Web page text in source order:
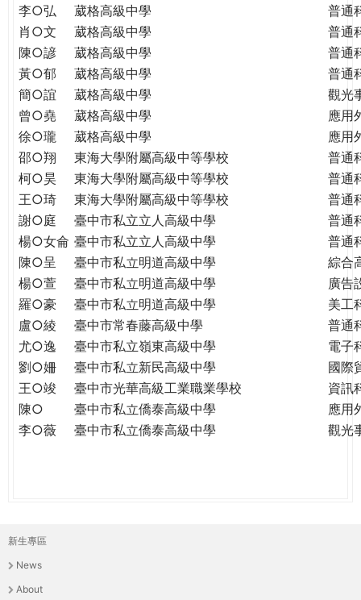
PATH
GLOBAL
CITIZENSHIP
李○弘
葳格高級中學
普通
肖○文
葳格高級中學
普通
陳○諺
葳格高級中學
普通
黃○郁
葳格高級中學
普通
簡○誼
葳格高級中學
觀光
曾○堯
葳格高級中學
應用
徐○瓏
葳格高級中學
應用
邵○翔
東海大學附屬高級中等學校
普通
柯○昊
東海大學附屬高級中等學校
普通
王○琦
東海大學附屬高級中等學校
普通
謝○庭
臺中市私立立人高級中學
普通
楊○女侖 臺中市私立立人高級中學
普通
陳○呈
臺中市私立明道高級中學
綜合
楊○萱
臺中市私立明道高級中學
廣告
羅○豪
臺中市私立明道高級中學
美工
盧○綾
臺中市常春藤高級中學
普通
尤○逸
臺中市私立嶺東高級中學
電子
劉○姍
臺中市私立新民高級中學
國際
王○竣
臺中市光華高級工業職業學校
資訊
陳○
臺中市私立僑泰高級中學
應用
李○薇
臺中市私立僑泰高級中學 觀光
主
選
新生專區
News
About